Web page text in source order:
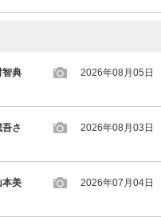
智典
2026年08月05日
さ
2026年08月03日
本美
2026年07月04日